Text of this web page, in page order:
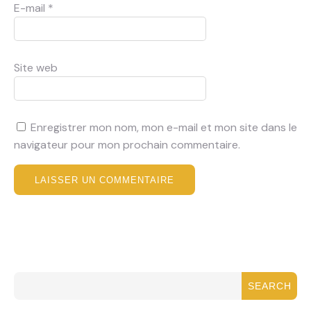
E-mail *
Site web
Enregistrer mon nom, mon e-mail et mon site dans le
navigateur pour mon prochain commentaire.
SEARCH